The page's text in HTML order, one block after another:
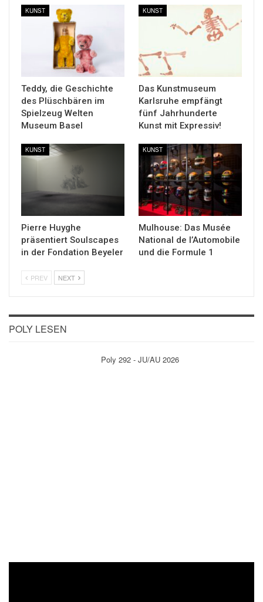
KUNST
Teddy, die Geschichte
des Plüschbären im
Spielzeug Welten
Museum Basel
KUNST
Das Kunstmuseum
Karlsruhe empfängt
fünf Jahrhunderte
Kunst mit Expressiv!
KUNST
Pierre Huyghe
präsentiert Soulscapes
in der Fondation Beyeler
KUNST
Mulhouse: Das Musée
National de l’Automobile
und die Formule 1
PREV NEXT
POLY LESEN
Poly 292 - JU/AU 2026